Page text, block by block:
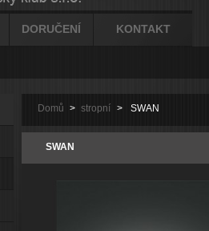
DORUČENÍ KONTAKT
Domů > stropní > SWAN
SWAN